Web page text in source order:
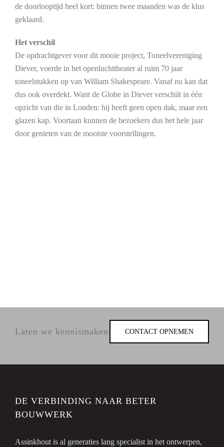
de doorlooptijd heel kort: binnen twee maanden was de klus
geklaard.
Het verschil
De opdrachtgever voor dit mooie project, Toneelvereniging
Diever, voerde in het openluchttheater al ruim 70 jaar
toneelstukken op van William Shakespeare. Vanaf nu kan dat
dus ook overdekt. Want de Globe in Diever verschilt in één
opzicht van die in Londen: hij heeft geen open dak, maar een
glazen kap. Voortaan kunnen de bezoekers dus het hele jaar
door genieten van de mooiste voorstellingen.
Laten we kennismaken CONTACT OPNEMEN
DE VERBINDING NAAR BETER
BOUWWERK
Assinkhout is al generaties lang specialist in het ontwerpen,